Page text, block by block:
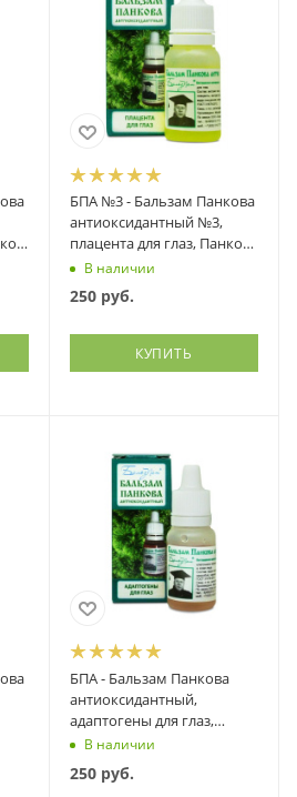
БПА №3 - Бальзам Панкова
антиоксидантный №3,
плацента для глаз, Панков
Медсервис, 10 мл
В наличии
250руб.
КУПИТЬ
БПА - Бальзам Панкова
антиоксидантный,
адаптогены для глаз,
Панков Медсервис, 10 мл
В наличии
250руб.